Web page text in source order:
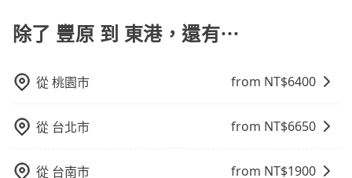
上台中市有些計程車司機不按錶計費，約有27%會採現
合以上，無論在價格或服務品質上，tripool都是你從豐
原到東港的最佳選擇。
鐘，再乘坐45~68分鐘（平均57分）的高鐵從台中站前
往左營高鐵站，每人票價790元，再用10分鐘出站、等
1,400元後，抵達屏東縣東港鎮的目的地。全程加上轉車
每人花費為1,490元。不過，台中市少部分小黃司機不按
果全程使用tripool並到府專車接送，則每人平均花費約
當天就要來回，那在台中路邊可隨租隨借的iRent應該是
你最便宜選擇。註冊完iRent的app後，可以每小時
到東港的花費預估為$3,000~3,700（金額差異來自於平
將eTag和可能的每小時40元路邊停車費用預估進去，但
額外的汽車保險與可能的罰單都需自付。再者，和運的
iRent只提供最基本的車型，如Toyota Yaris、Prius C、
除了 豐原 到 東港，還有⋯
從桃園市 from NT$6400
從 台北市 from NT$6650
從 台南市 from NT$1900